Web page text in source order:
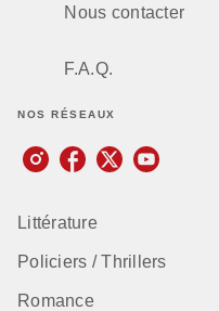
Nous contacter
F.A.Q.
NOS RÉSEAUX
Littérature
Policiers / Thrillers
Romance